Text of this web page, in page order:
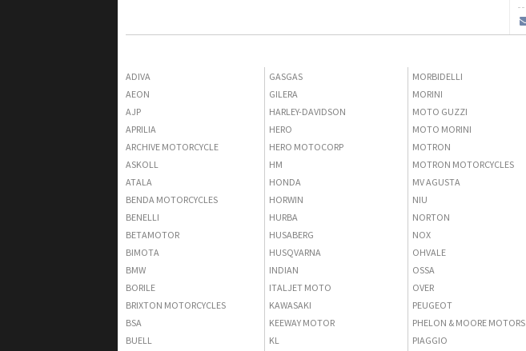
ADIVA
AEON
AJP
APRILIA
ARCHIVE MOTORCYCLE
ASKOLL
ATALA
BENDA MOTORCYCLES
BENELLI
BETAMOTOR
BIMOTA
BMW
BORILE
BRIXTON MOTORCYCLES
BSA
BUELL
GASGAS
GILERA
HARLEY-DAVIDSON
HERO
HERO MOTOCORP
HM
HONDA
HORWIN
HURBA
HUSABERG
HUSQVARNA
INDIAN
ITALJET MOTO
KAWASAKI
KEEWAY MOTOR
KL
MORBIDELLI
MORINI
MOTO GUZZI
MOTO MORINI
MOTRON
MOTRON MOTORCYCLES
MV AGUSTA
NIU
NORTON
NOX
OHVALE
OSSA
OVER
PEUGEOT
PHELON & MOORE MOTORS
PIAGGIO